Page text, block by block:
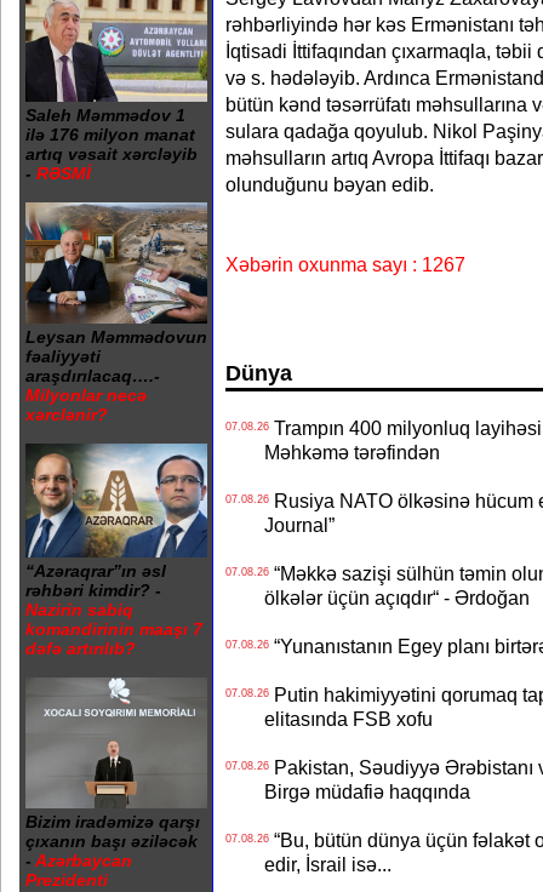
Saleh Məmmədov 1
ilə 176 milyon manat
artıq vəsait xərcləyib
- RƏSMİ
Leysan Məmmədovun
fəaliyyəti
araşdırılacaq….-
Milyonlar necə
xərclənir?
“Azəraqrar”ın əsl
rəhbəri kimdir? -
Nazirin sabiq
komandirinin maaşı 7
dəfə artırılıb?
Bizim iradəmizə qarşı
çıxanın başı əziləcək
- Azərbaycan
Prezidenti
rəhbərliyində hər kəs Ermənistanı
İqtisadi İttifaqından çıxarmaqla, təbii
və s. hədələyib. Ardınca
bütün kənd təsərrüfatı məhsullarına
sulara qadağa qoyulub. Nikol
məhsulların artıq Avropa İttifaqı
olunduğunu bəyan edib.
Xəbərin oxunma sayı : 1267
Dünya
07.08.26Trampın 400 milyonluq
Məhkəmə tərəfindən
07.08.26Rusiya NATO ölkəsinə hücum
Journal”
07.08.26“Məkkə sazişi sülhün təmin
ölkələr üçün açıqdır“ - Ərdoğan
07.08.26“Yunanıstanın Egey planı
07.08.26Putin hakimiyyətini qorumaq
elitasında FSB xofu
07.08.26Pakistan, Səudiyyə Ərəbistanı
Birgə müdafiə haqqında
07.08.26“Bu, bütün dünya üçün fəlakət
edir, İsrail isə...